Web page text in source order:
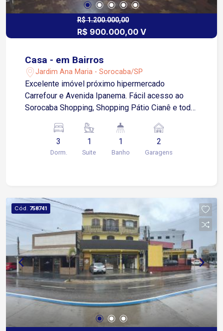
R$ 1.200.000,00
R$ 900.000,00 V
Casa - em Bairros
Jardim Ana Maria - Sorocaba/SP
Excelente imóvel próximo hipermercado
Carrefour e Avenida Ipanema. Fácil acesso ao
Sorocaba Shopping, Shopping Pátio Cianê e toda
jantar; 03 Dormitórios, sendo 1 suíte; Banheiro
coberta; Ao lado uma incrível área de lazer com
3
Dorm.
1
Suite
1
Banho
2
Garagens
Cód. 758741